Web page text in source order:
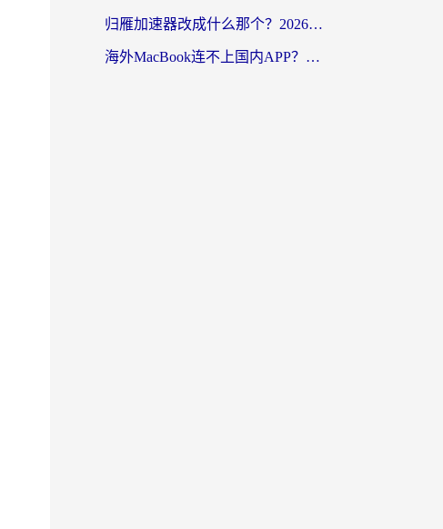
归雁加速器改成什么那个？2026海外党回国加速全攻略：告别地区限制，轻松刷剧玩游戏
海外MacBook连不上国内APP？选对回国VPN，告别地区限制的烦恼